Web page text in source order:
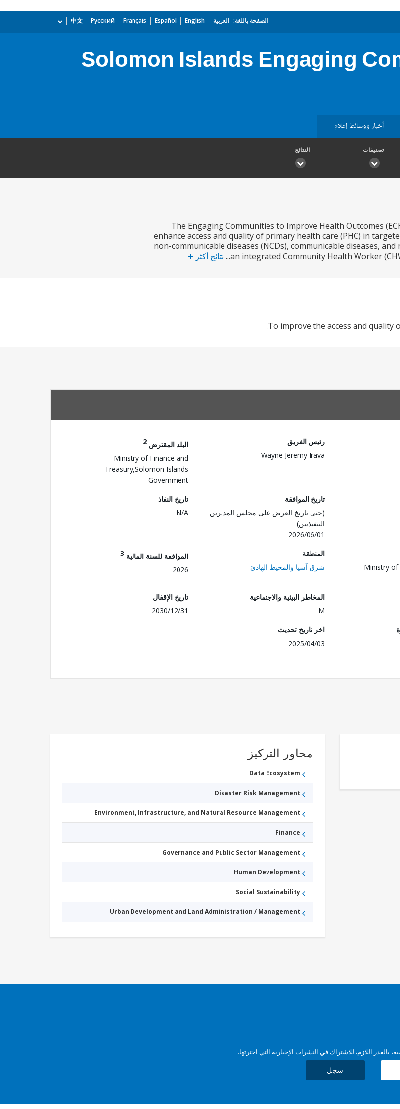
الصفحة باللغة: العربية English
Español
Français
Русский
中文
Solomon Islands Engaging
أخبار ووسائط إعلام
تصنيفات النتائج
The Engaging Communities to Improve Health Outcomes
enhance access and quality of primary health care (PHC) in
non-communicable diseases (NCDs), communicable diseases,
an integrated Community Health Worker
نتائج أكثر
To improve the access and quality
رئيس الفريق
Wayne Jeremy Irava
البلد المقترض 2
Ministry of Finance and
Treasury,Solomon Islands
Government
تاريخ الموافقة
(حتى تاريخ العرض على مجلس المديرين
التنفيذيين)
2026/06/01
تاريخ النفاذ
N/A
Ministry of
المنطقة
شرق آسيا والمحيط الهادئ
الموافقة للسنة المالية 3
2026
المخاطر البيئية والاجتماعية
M
تاريخ الإقفال
2030/12/31
اخر تاريخ تحديث
2025/04/03
محاور التركيز
Data Ecosystem
Disaster Risk Management
Environment, Infrastructure, and Natural Resource Management
Finance
Governance and Public Sector Management
Human Development
Social Sustainability
Urban Development and Land Administration / Management
اللازم، للاشتراك في النشرات الإخبارية التي اخترتها.
سجل